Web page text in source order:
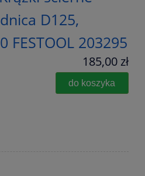
D125,
FESTOOL 203295
185,00 zł
do koszyka